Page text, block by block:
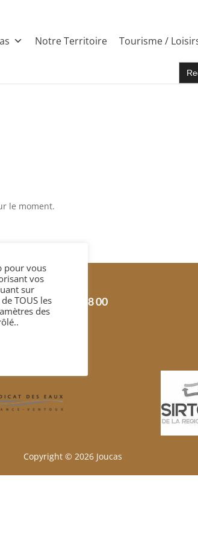
Notre Territoire Tourisme /
for:
le moment.
04 90 05 78 00
Copyright © 2026 Joucas
pour vous
vos
sur
TOUS les
des